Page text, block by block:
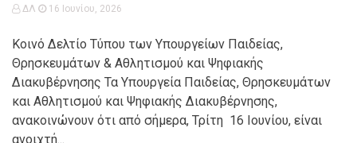
ΔΛ 16 Ιουνίου, 2026
Κοινό Δελτίο Τύπου των Υπουργείων Παιδείας,
Θρησκευμάτων & Αθλητισμού και Ψηφιακής
Διακυβέρνησης Τα Υπουργεία Παιδείας, Θρησκευμάτων
και Αθλητισμού και Ψηφιακής Διακυβέρνησης,
ανακοινώνουν ότι από σήμερα, Τρίτη 16 Ιουνίου, είναι
ανοιχτή...